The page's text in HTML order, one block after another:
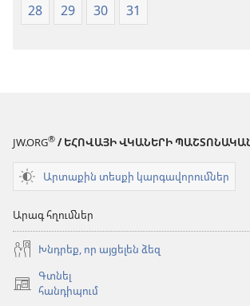
28
29 30 31
JW.ORG® / ԵՀՈՎԱՅԻ ՎԿԱՆԵՐԻ
Արտաքին տեսքի կարգավորումներ
Արագ հղումներ
Խնդրեք, որ այցելեն ձեզ
Գտնել
հանդիպում
(բացվում